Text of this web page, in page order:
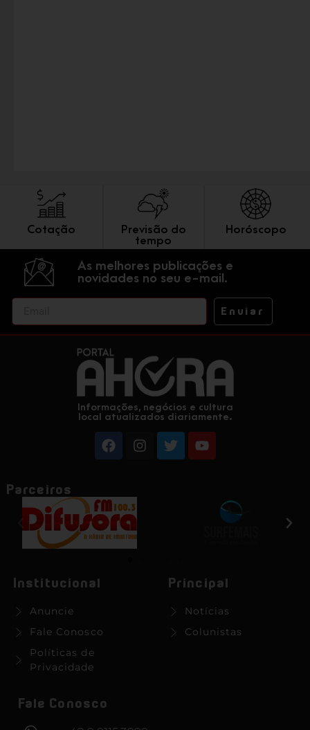
Cotação
Previsão do
tempo
Horóscopo
As melhores publicações e
novidades no seu e-mail.
Enviar
Informações, negócios e cultura
local atualizados diariamente.
Parceiros
Institucional
Anuncie
Fale Conosco
Políticas de
Privacidade
Principal
Notícias
Colunistas
Fale Conosco